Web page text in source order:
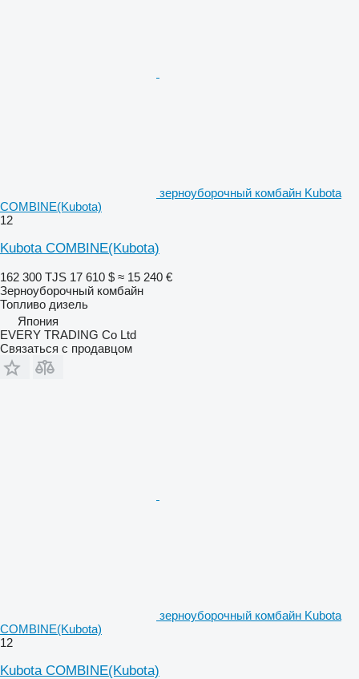
зерноуборочный комбайн Kubota
COMBINE(Kubota)
12
Kubota COMBINE(Kubota)
162 300 TJS 17 610 $ ≈ 15 240 €
Зерноуборочный комбайн
Топливо дизель
Япония
EVERY TRADING Co Ltd
Связаться с продавцом
зерноуборочный комбайн Kubota
COMBINE(Kubota)
12
Kubota COMBINE(Kubota)